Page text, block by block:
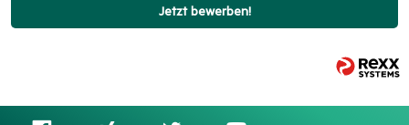
Jetzt bewerben!